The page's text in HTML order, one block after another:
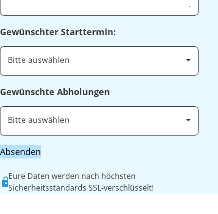
Gewünschter Starttermin:
Bitte auswählen
Gewünschte Abholungen
Bitte auswählen
Absenden
Eure Daten werden nach höchsten
Sicherheitsstandards SSL-verschlüsselt!